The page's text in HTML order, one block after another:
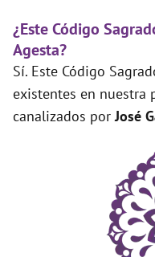
¿Este Código
Agesta?
Sí. Este Código
existentes en nuestra
canalizados porJosé